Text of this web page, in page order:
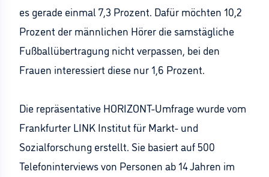
es gerade einmal 7,3 Prozent. Dafür möchten 10,2
Prozent der männlichen Hörer die samstägliche
Fußballübertragung nicht verpassen, bei den
Frauen interessiert diese nur 1,6 Prozent.
Die repräsentative HORIZONT-Umfrage wurde vom
Frankfurter LINK Institut für Markt- und
Sozialforschung erstellt. Sie basiert auf 500
Telefoninterviews von Personen ab 14 Jahren im